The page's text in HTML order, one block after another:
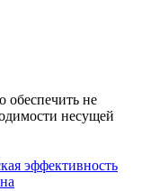
обеспечить не
несущей
эффективность